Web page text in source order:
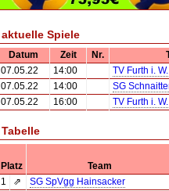
aktuelle Spiele
Datum Zeit Nr.
07.05.22
14:00
TV Furth i. W.
07.05.22
14:00
SG
07.05.22
16:00 TV Furth i. W.
Tabelle
Platz
Team
1
⇗
SG SpVgg Hainsacker